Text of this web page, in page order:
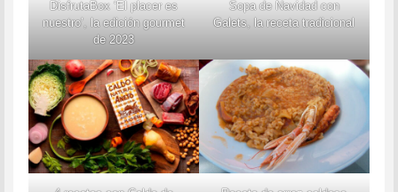
DisfrutaBox ‘El placer es
nuestro’, la edición gourmet
de 2023
Sopa de Navidad con
Galets, la receta tradicional